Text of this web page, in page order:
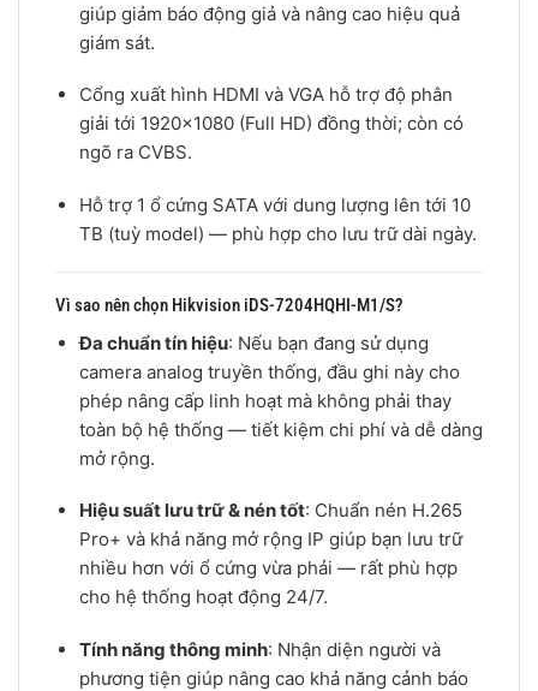
giúp giảm báo động giả và nâng cao hiệu quả
giám sát.
Cổng xuất hình HDMI và VGA hỗ trợ độ phân
giải tới 1920×1080 (Full HD) đồng thời; còn có
ngõ ra CVBS.
Hỗ trợ 1 ổ cứng SATA với dung lượng lên tới 10
TB (tuỳ model) — phù hợp cho lưu trữ dài ngày.
Vì sao nên chọn Hikvision iDS-7204HQHI-M1/S?
Đa chuẩn tín hiệu: Nếu bạn đang sử dụng
camera analog truyền thống, đầu ghi này cho
phép nâng cấp linh hoạt mà không phải thay
toàn bộ hệ thống — tiết kiệm chi phí và dễ dàng
mở rộng.
Hiệu suất lưu trữ & nén tốt: Chuẩn nén H.265
Pro+ và khả năng mở rộng IP giúp bạn lưu trữ
nhiều hơn với ổ cứng vừa phải — rất phù hợp
cho hệ thống hoạt động 24/7.
Tính năng thông minh: Nhận diện người và
phương tiện giúp nâng cao khả năng cảnh báo